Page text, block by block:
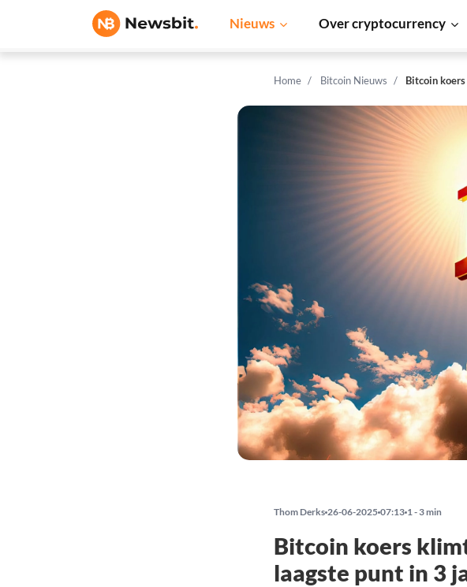
Nieuws Over cryptocurrency
Home Bitcoin Nieuws Bitcoin
Thom Derks 26-06-2025 07:13 1 - 3 min
Bitcoin koers
laagste punt in 3